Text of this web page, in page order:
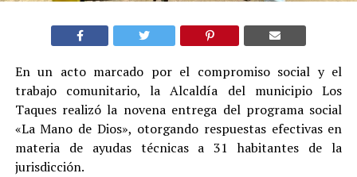
En un acto marcado por el compromiso social y el
trabajo comunitario, la Alcaldía del municipio Los
Taques realizó la novena entrega del programa social
«La Mano de Dios», otorgando respuestas efectivas en
materia de ayudas técnicas a 31 habitantes de la
jurisdicción.